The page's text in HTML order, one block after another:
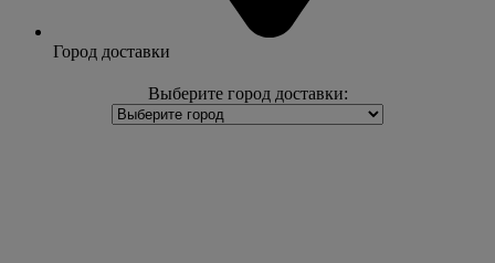
Город доставки
Выберите город доставки: